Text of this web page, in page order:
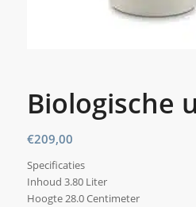
Biologische
€209,00
Specificaties
Inhoud 3.80 Liter
Hoogte 28.0 Centimeter